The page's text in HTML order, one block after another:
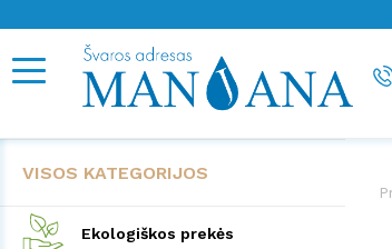
VISOS KATEGORIJOS
Ekologiškos prekės